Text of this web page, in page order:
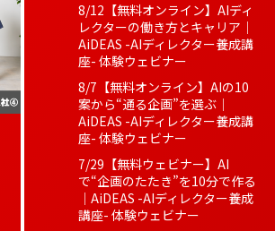
8/12【無料オンライン】AIディ
レクターの働き方とキャリア｜
AiDEAS -AIディレクター養成講
座- 体験ウェビナー
8/7【無料オンライン】AIの10
案から“通る企画”を選ぶ｜
AiDEAS -AIディレクター養成講
座- 体験ウェビナー
7/29【無料ウェビナー】AI
で“企画のたたき”を10分で作る
｜AiDEAS -AIディレクター養成
講座- 体験ウェビナー